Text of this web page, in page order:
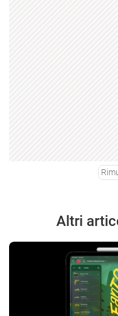
Altri